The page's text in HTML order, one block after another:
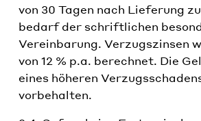
von 30 Tagen nach Lieferung
bedarf der schriftlichen
Vereinbarung. Verzugszinsen
von 12 % p.a. berechnet. Die
eines höheren
vorbehalten.